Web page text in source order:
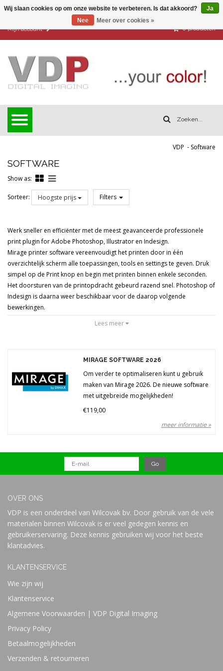
Mijn account 0 producten
VDP - Software
SOFTWARE
Show as:
Sorteer: Hoogste prijs Filters
Merken
Prijs
Werk sneller en efficiënter met de meest geavanceerde professionele
print plugin for Adobe Photoshop, Illustrator en Indesign.
Mirage printer software vereenvoudigt het printen door in één
overzichtelijk scherm alle toepassingen, tools en settings te geven. Druk
simpel op de Print knop en begin met printen binnen enkele seconden.
Het doorsturen van de printopdracht gebeurd razend snel. Photoshop of
Indesign is daarna weer beschikbaar voor de daarop volgende
bewerkingen.
versteld staan van de mogelijkheden en de tijdwinst. De prijs
weegt daar ruimschoots tegenop.
Lees meer
MIRAGE SOFTWARE 2026
Om verder te optimaliseren kunt u gebruik
maken van Mirage 2026. De nieuwe software
met uitgebreide mogelijkheden!
€119,00
meer informatie »
OVER ONS
VDP is een onderdeel van Wilcovak bv. Door gebruik van de vele
materialen binnen Wilcovak is er veel gedegen kennis en
gebruikerservaring. Deze kennis gebruiken wij voor het beste
klantadvies.
KLANTENSERVICE
Wie zijn wij
Klantenservice
Algemene Voorwaarden | VDP Digital Imaging
Privacy Policy
Betaalmogelijkheden
Verzenden & retourneren
Wij slaan cookies op om onze website te verbeteren. Is dat akkoord?
Ja
Nee
Meer over cookies »